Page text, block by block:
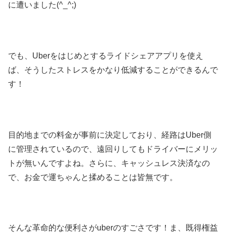
に遭いました(^_^;)
でも、Uberをはじめとするライドシェアアプリを使え
ば、そうしたストレスをかなり低減することができるんで
す！
目的地までの料金が事前に決定しており、経路はUber側
に管理されているので、遠回りしてもドライバーにメリッ
トが無いんですよね。さらに、キャッシュレス決済なの
で、お金で運ちゃんと揉めることは皆無です。
そんな革命的な便利さがuberのすごさです！ま、既得権益